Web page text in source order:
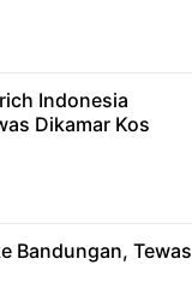
Indonesia
Dikamar Kos
Bandungan, Tewas